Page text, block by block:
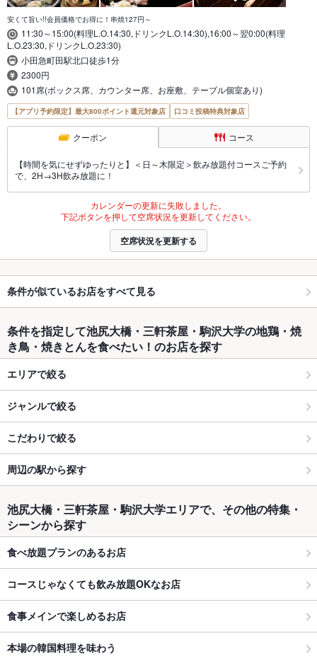
安くて旨い!!会員価格でお得に！串焼127円～
11:30～15:00(料理L.O.14:30,ドリンクL.O.14:30),16:00～翌0:00(料理
L.O.23:30,ドリンクL.O.23:30)
小田急町田駅北口徒歩1分
2300円
101席(ボックス席、カウンター席、お座敷、テーブル個室あり)
【アプリ予約限定】最大800ポイント還元対象店 口コミ投稿特典対象店
クーポン コース
【時間を気にせずゆったりと】＜日～木限定＞飲み放題付コースご予約
で、2H→3H飲み放題に！
カレンダーの更新に失敗しました。
下記ボタンを押して空席状況を更新してください。
空席状況を更新する
条件が似ているお店をすべて見る
条件を指定して池尻大橋・三軒茶屋・駒沢大学の地鶏・焼
き鳥・焼きとんを食べたい！のお店を探す
エリアで絞る
ジャンルで絞る
こだわりで絞る
周辺の駅から探す
池尻大橋・三軒茶屋・駒沢大学エリアで、その他の特集・
シーンから探す
食べ放題プランのあるお店
コースじゃなくても飲み放題OKなお店
食事メインで楽しめるお店
本場の韓国料理を味わう